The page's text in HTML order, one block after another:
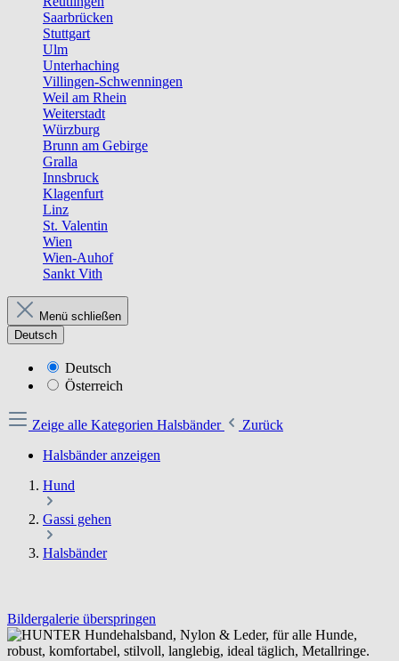
Saarbrücken
Stuttgart
Ulm
Unterhaching
Villingen-Schwenningen
Weil am Rhein
Weiterstadt
Würzburg
Brunn am Gebirge
Gralla
Innsbruck
Klagenfurt
Linz
St. Valentin
Wien
Wien-Auhof
Sankt Vith
Menü schließen
Deutsch
Deutsch
Österreich
Zeige alle Kategorien Halsbänder
Zurück
Halsbänder anzeigen
Hund
Gassi gehen
Halsbänder
Bildergalerie überspringen